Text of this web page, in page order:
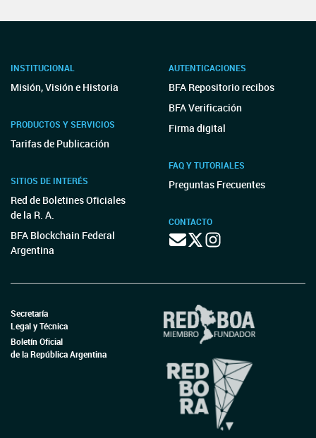
INSTITUCIONAL
Misión, Visión e Historia
PRODUCTOS Y SERVICIOS
Tarifas de Publicación
SITIOS DE INTERÉS
Red de Boletines Oficiales
de la R. A.
BFA Blockchain Federal
Argentina
AUTENTICACIONES
BFA Repositorio recibos
BFA Verificación
Firma digital
FAQ Y TUTORIALES
Preguntas Frecuentes
CONTACTO
Secretaría
Legal y Técnica
Boletín Oficial
de la República Argentina